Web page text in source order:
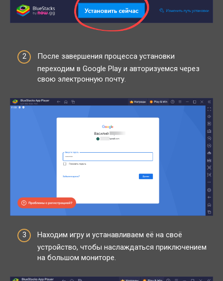
После завершения процесса установки
переходим в Google Play и авторизуемся через
свою электронную почту.
Находим игру и устанавливаем её на своё
устройство, чтобы наслаждаться приключением
на большом мониторе.